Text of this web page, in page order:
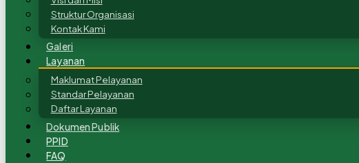
Struktur Organisasi
Kontak Kami
Galeri
Layanan
Maklumat Pelayanan
Standar Pelayanan
Daftar Layanan
Dokumen Publik
PPID
FAQ